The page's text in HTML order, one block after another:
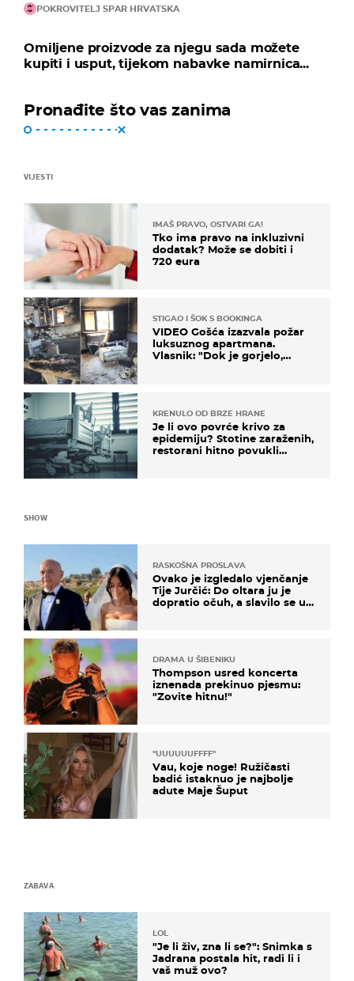
POKROVITELJ SPAR HRVATSKA
Omiljene proizvode za njegu sada možete
kupiti i usput, tijekom nabavke namirnica...
Pronađite što vas zanima
VIJESTI
IMAŠ PRAVO, OSTVARI GA!
Tko ima pravo na inkluzivni
dodatak? Može se dobiti i
720 eura
STIGAO I ŠOK S BOOKINGA
VIDEO Gošća izazvala požar
luksuznog apartmana.
Vlasnik: "Dok je gorjelo,
KRENULO OD BRZE HRANE
Je li ovo povrće krivo za
epidemiju? Stotine zaraženih,
restorani hitno povukli
SHOW
RASKOŠNA PROSLAVA
Ovako je izgledalo vjenčanje
Tije Jurčić: Do oltara ju je
dopratio očuh, a slavilo se uz
DRAMA U ŠIBENIKU
Thompson usred koncerta
iznenada prekinuo pjesmu:
"Zovite hitnu!"
"UUUUUUFFFF"
Vau, koje noge! Ružičasti
badić istaknuo je najbolje
adute Maje Šuput
ZABAVA
LOL
"Je li živ, zna li se?": Snimka s
Jadrana postala hit, radi li i
vaš muž ovo?